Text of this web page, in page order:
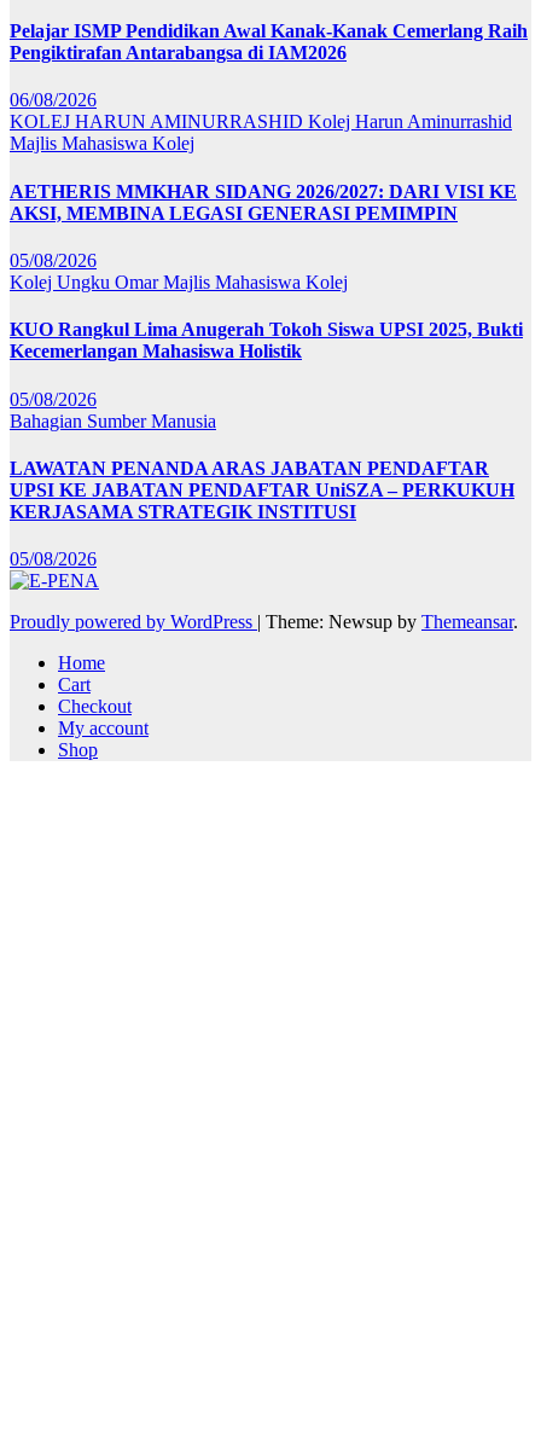
Pelajar ISMP Pendidikan Awal Kanak-Kanak Cemerlang Raih
Pengiktirafan Antarabangsa di IAM2026
06/08/2026
KOLEJ HARUN AMINURRASHID Kolej Harun Aminurrashid
Majlis Mahasiswa Kolej
AETHERIS MMKHAR SIDANG 2026/2027: DARI VISI KE
AKSI, MEMBINA LEGASI GENERASI PEMIMPIN
05/08/2026
Kolej Ungku OmarMajlis Mahasiswa Kolej
KUO Rangkul Lima Anugerah Tokoh Siswa UPSI 2025, Bukti
Kecemerlangan Mahasiswa Holistik
05/08/2026
Bahagian Sumber Manusia
LAWATAN PENANDA ARAS JABATAN PENDAFTAR
UPSI KE JABATAN PENDAFTAR UniSZA – PERKUKUH
KERJASAMA STRATEGIK INSTITUSI
05/08/2026
Proudly powered by WordPress | Theme: Newsup by Themeansar.
Home
Cart
Checkout
My account
Shop